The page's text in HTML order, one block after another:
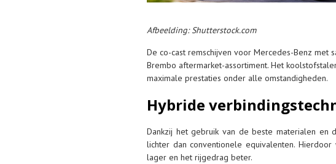
Afbeelding: Shutterstock.com
De co-cast remschijven voor Mercedes-Benz
Brembo aftermarket-assortiment. Het
maximale prestaties onder alle omstandigheden.
Hybride
Dankzij het gebruik van de beste materialen en
lichter dan conventionele equivalenten.
lager en het rijgedrag beter.